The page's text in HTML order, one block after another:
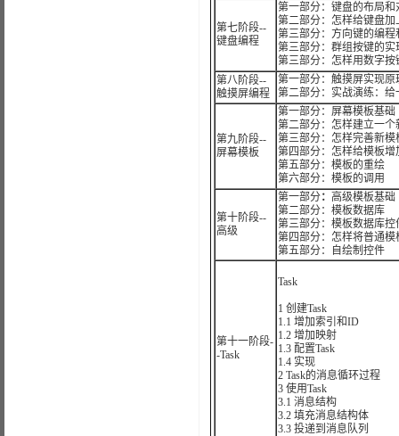
第七阶段--
键盘编程
第一部分：键盘的布局和
第二部分：怎样给键盘加
第三部分：方向键的编程
第三部分：群组按键的实
第三部分：怎样用数字按
第八阶段--
触摸屏编程
第一部分：触摸屏实现
第二部分：实战演练：
第九阶段--
屏幕模板
第一部分：屏幕模板基础
第二部分：怎样建立一个
第三部分：怎样完善新
第四部分：怎样给模板
第五部分：模板的重绘
第六部分：模板的调用
第十阶段--
高级
第一部分： 高级模板基础
第二部分：模板数据库
第三部分：模板数据库控
第四部分：怎样将普通模
第五部分：自绘制控件
第十一阶段-
-Task
Task
1 创建Task
1.1 增加索引和ID
1.2 增加映射
1.3 配置Task
1.4 实现
2 Task的消息循环过程
3 使用Task
3.1 消息结构
3.2 填充消息结构体
3.3 投递到消息队列